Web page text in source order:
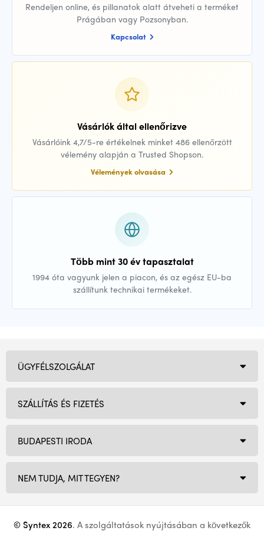
Rendeljen online, és pillanatok alatt átveheti a terméket
Prágában vagy Pozsonyban.
Kapcsolat
Vásárlók által ellenőrizve
Vásárlóink 4,7/5-re értékelnek minket 486 ellenőrzött
vélemény alapján a Trusted Shopson.
Vélemények olvasása
Több mint 30 év tapasztalat
1994 óta vagyunk jelen a piacon, és az egész EU-ba
szállítunk technikai termékeket.
BUDAPESTI IRODA
NEM TUDJA, MIT TEGYEN?
ÜGYFÉLSZOLGÁLAT
SZÁLLÍTÁS ÉS FIZETÉS
© Syntex 2026. A szolgáltatások nyújtásában a következők